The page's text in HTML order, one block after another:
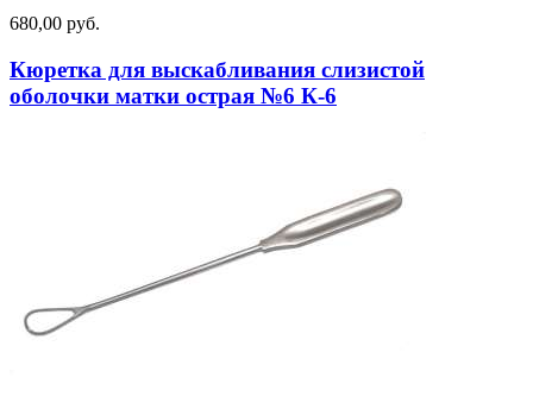
680,00 руб.
Кюретка для выскабливания слизистой
оболочки матки острая №6 К-6